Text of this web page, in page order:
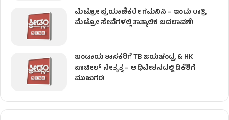
ಮೆಟ್ರೋ ಪ್ರಯಾಣಿಕರೇ ಗಮನಿಸಿ – ಇಂದು ರಾತ್ರಿ
ಮೆಟ್ರೋ ಸೇವೆಗಳಲ್ಲಿ ತಾತ್ಕಾಲಿಕ ಬದಲಾವಣೆ!
ಬಂಡಾಯ ಶಾಸಕರಿಗೆ TB ಜಯಚಂದ್ರ & HK
ಪಾಟೀಲ್ ನೇತೃತ್ವ – ಅಧಿವೇಶನದಲ್ಲಿ ಡಿಕೆಶಿಗೆ
ಮುಜುಗರ!